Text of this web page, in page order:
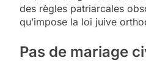
des règles patriarcales
qu’impose la loi juive
Pas de mariage